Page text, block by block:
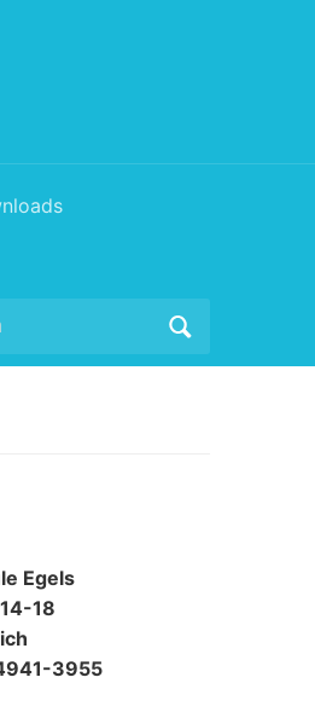
Egels
18
3955